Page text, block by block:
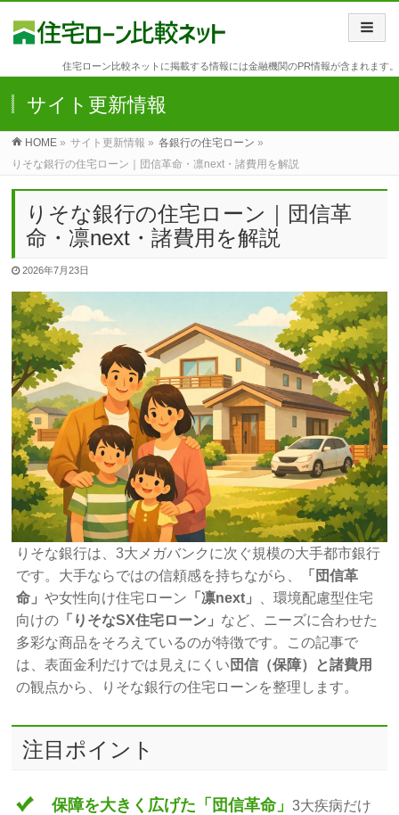
住宅ローン比較ネットに掲載する情報には金融機関のPR情報が含まれます。
サイト更新情報
HOME » サイト更新情報 » 各銀行の住宅ローン »
りそな銀行の住宅ローン｜団信革命・凛next・諸費用を解説
りそな銀行の住宅ローン｜団信革
命・凛next・諸費用を解説
2026年7月23日
りそな銀行は、3大メガバンクに次ぐ規模の大手都市銀行
です。大手ならではの信頼感を持ちながら、
「団信革
命」や女性向け住宅ローン 「凛next」
、環境配慮型住宅
向けの 「りそなSX住宅ローン」 など、ニーズに合わせた
多彩な商品をそろえているのが特徴です。この記事で
は、表面金利だけでは見えにくい 団信（保障）と諸費用
の観点から、りそな銀行の住宅ローンを整理します。
注目ポイント
保障を大きく広げた「団信革命」3大疾病だけ